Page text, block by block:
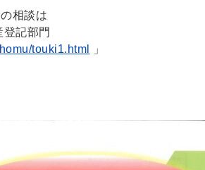
相談は
記部門
touki1.html
」